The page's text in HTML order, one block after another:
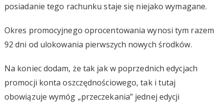
posiadanie tego rachunku staje się niejako wymagane.
Okres promocyjnego oprocentowania wynosi tym razem
92 dni od ulokowania pierwszych nowych środków.
Na koniec dodam, że tak jak w poprzednich edycjach
promocji konta oszczędnościowego, tak i tutaj
obowiązuje wymóg „przeczekania” jednej edycji